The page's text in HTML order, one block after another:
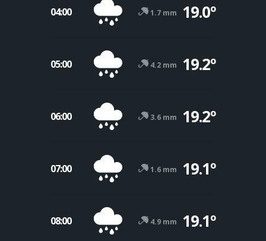
04:00 1.7 mm 19.0º
05:00 4.2 mm 19.2º
06:00 3.6 mm 19.2º
07:00 1.6 mm 19.1º
08:00 4.9 mm 19.1º